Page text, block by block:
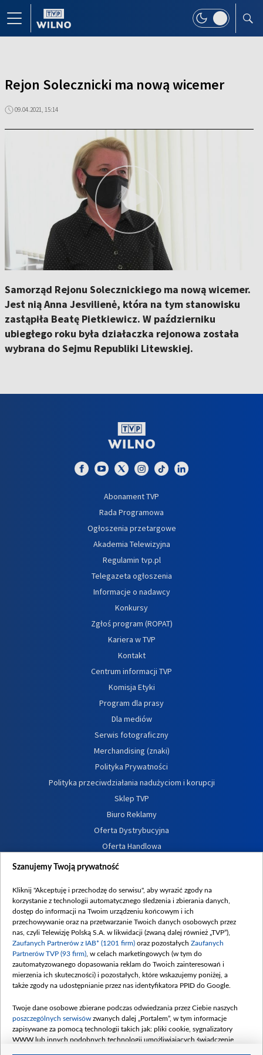
Rejon Solecznicki ma nową wicemer
09.04.2021, 15:14
Samorząd Rejonu Solecznickiego ma nową wicemer.
Jest nią Anna Jesvilienė, która na tym stanowisku
zastąpiła Beatę Pietkiewicz. W październiku
ubiegłego roku była działaczka rejonowa została
wybrana do Sejmu Republiki Litewskiej.
Abonament TVP
Rada Programowa
Ogłoszenia przetargowe
Akademia Telewizyjna
Regulamin tvp.pl
Telegazeta ogłoszenia
Informacje o nadawcy
Konkursy
Zgłoś program (ROPAT)
Kariera w TVP
Kontakt
Centrum informacji TVP
Komisja Etyki
Program dla prasy
Dla mediów
Serwis fotograficzny
Merchandising (znaki)
Polityka Prywatności
Polityka przeciwdziałania nadużyciom i korupcji
Sklep TVP
Biuro Reklamy
Oferta Dystrybucyjna
Oferta Handlowa
Dostępność
Procedura zgłoszeń wewnętrznych
Szanujemy Twoją prywatność
Kliknij "Akceptuję i przechodzę do serwisu", aby wyrazić zgody na
korzystanie z technologii automatycznego śledzenia i zbierania danych,
dostęp do informacji na Twoim urządzeniu końcowym i ich
przechowywanie oraz na przetwarzanie Twoich danych osobowych przez
nas, czyli Telewizję Polską S.A. w likwidacji (zwaną dalej również „TVP”),
Zaufanych Partnerów z IAB* (1201 firm) oraz pozostałych Zaufanych
Partnerów TVP (93 firm) , w celach marketingowych (w tym do
zautomatyzowanego dopasowania reklam do Twoich zainteresowań i
mierzenia ich skuteczności) i pozostałych, które wskazujemy poniżej, a
także zgody na udostępnianie przez nas identyfikatora PPID do Google.
Twoje dane osobowe zbierane podczas odwiedzania przez Ciebie naszych
poszczególnych serwisów zwanych dalej „Portalem”, w tym informacje
zapisywane za pomocą technologii takich jak: pliki cookie, sygnalizatory
WWW lub innych podobnych technologii umożliwiających świadczenie